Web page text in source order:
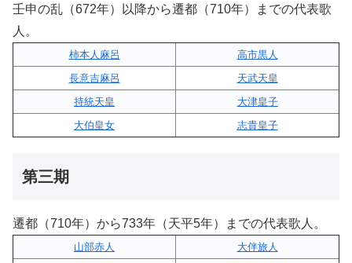
壬申の乱（672年）以降から遷都（710年）までの代表歌
人。
柿本人麻呂
高市黒人
長意吉麻呂
天武天皇
持統天皇
大津皇子
大伯皇女
志貴皇子
第三期
遷都（710年）から733年（天平5年）までの代表歌人。
山部赤人
大伴旅人